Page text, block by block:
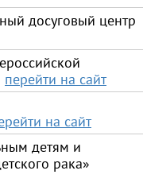
досуговый центр
перейти на сайт
на сайт
детям и
рака»